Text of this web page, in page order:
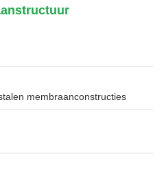
membraanconstructies